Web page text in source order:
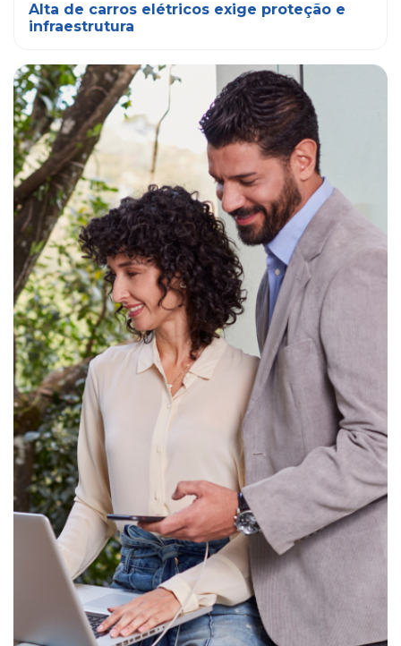
Alta de carros elétricos exige proteção e
infraestrutura